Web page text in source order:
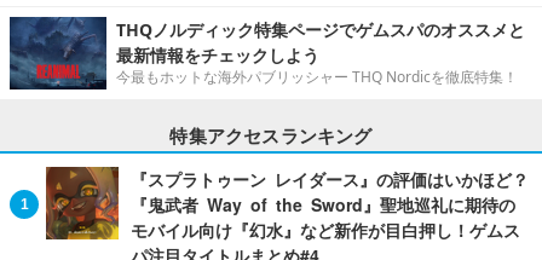
THQノルディック特集ページでゲムスパのオススメと
最新情報をチェックしよう
今最もホットな海外パブリッシャー THQ Nordicを徹底特集！
特集アクセスランキング
『スプラトゥーン レイダース』の評価はいかほど？
『鬼武者 Way of the Sword』聖地巡礼に期待の
モバイル向け『幻水』など新作が目白押し！ゲムス
パ注目タイトルまとめ#4